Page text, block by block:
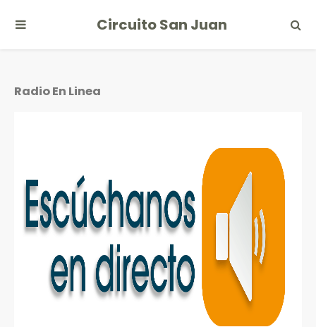
Circuito San Juan
Radio En Linea